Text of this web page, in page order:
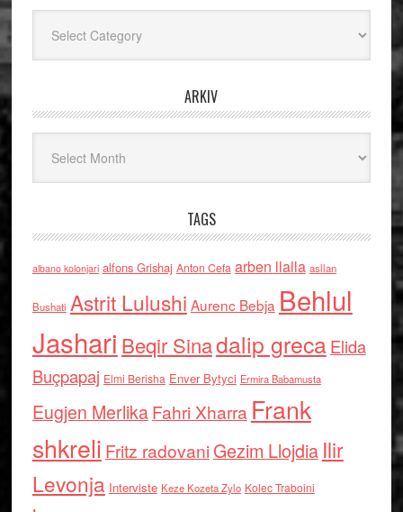
ARKIV
TAGS
albano kolonjari alfons Grishaj Anton Cefa arben llalla asllan
Bushati Astrit Lulushi Aurenc Bebja Behlul
Jashari Beqir Sinadalip grecaElida
Buçpapaj Elmi Berisha Enver Bytyci Ermira Babamusta
Eugjen MerlikaFahri Xharra Frank
shkreli Fritz radovaniGezim Llojdia Ilir
Levonja Interviste Keze Kozeta Zylo Kolec Traboini